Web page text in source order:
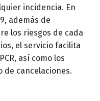
incidencia. En
además de
los riesgos de cada
el servicio facilita
así como los
de cancelaciones.